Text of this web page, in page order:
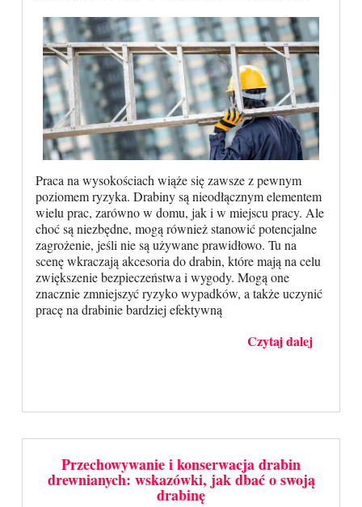
Praca na wysokościach wiąże się zawsze z pewnym
poziomem ryzyka. Drabiny są nieodłącznym elementem
wielu prac, zarówno w domu, jak i w miejscu pracy. Ale
choć są niezbędne, mogą również stanowić potencjalne
zagrożenie, jeśli nie są używane prawidłowo. Tu na
scenę wkraczają akcesoria do drabin, które mają na celu
zwiększenie bezpieczeństwa i wygody. Mogą one
znacznie zmniejszyć ryzyko wypadków, a także uczynić
pracę na drabinie bardziej efektywną
Czytaj dalej
Przechowywanie i konserwacja drabin
drewnianych: wskazówki, jak dbać o swoją
drabinę